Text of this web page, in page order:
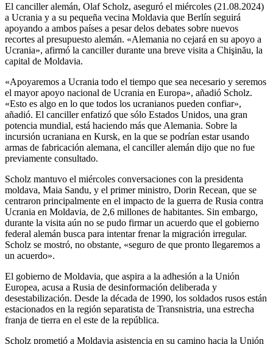
El canciller alemán, Olaf Scholz, aseguró el miércoles (21.08.2024)
a Ucrania y a su pequeña vecina Moldavia que Berlín seguirá
apoyando a ambos países a pesar delos debates sobre nuevos
recortes al presupuesto alemán. «Alemania no cejará en su apoyo a
Ucrania», afirmó la canciller durante una breve visita a Chişinău, la
capital de Moldavia.
«Apoyaremos a Ucrania todo el tiempo que sea necesario y seremos
el mayor apoyo nacional de Ucrania en Europa», añadió Scholz.
«Esto es algo en lo que todos los ucranianos pueden confiar»,
añadió. El canciller enfatizó que sólo Estados Unidos, una gran
potencia mundial, está haciendo más que Alemania. Sobre la
incursión ucraniana en Kursk, en la que se podrían estar usando
armas de fabricación alemana, el canciller alemán dijo que no fue
previamente consultado.
Scholz mantuvo el miércoles conversaciones con la presidenta
moldava, Maia Sandu, y el primer ministro, Dorin Recean, que se
centraron principalmente en el impacto de la guerra de Rusia contra
Ucrania en Moldavia, de 2,6 millones de habitantes. Sin embargo,
durante la visita aún no se pudo firmar un acuerdo que el gobierno
federal alemán busca para intentar frenar la migración irregular.
Scholz se mostró, no obstante, «seguro de que pronto llegaremos a
un acuerdo».
El gobierno de Moldavia, que aspira a la adhesión a la Unión
Europea, acusa a Rusia de desinformación deliberada y
desestabilización. Desde la década de 1990, los soldados rusos están
estacionados en la región separatista de Transnistria, una estrecha
franja de tierra en el este de la república.
Scholz prometió a Moldavia asistencia en su camino hacia la Unión